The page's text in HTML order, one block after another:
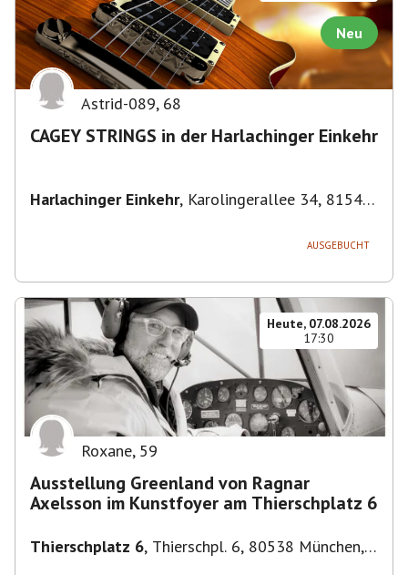
Neu
Astrid-089, 68
CAGEY STRINGS in der Harlachinger Einkehr
Harlachinger Einkehr, Karolingerallee 34, 81545
AUSGEBUCHT
Heute, 07.08.2026
17:30
Roxane, 59
Ausstellung Greenland von Ragnar
Axelsson im Kunstfoyer am Thierschplatz 6
Thierschplatz 6, Thierschpl. 6, 80538 München,